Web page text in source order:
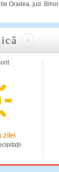
Oradea, jud. Bihor
+
zilei